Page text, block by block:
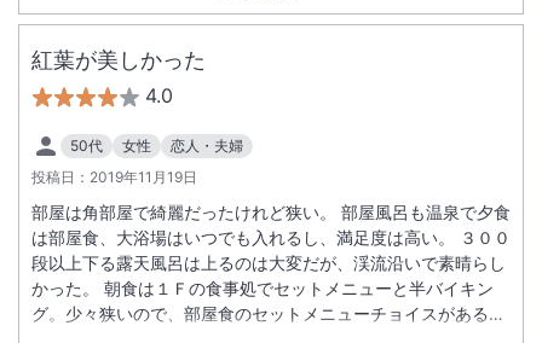
紅葉が美しかった
4.0
50代 女性
恋人・夫婦
投稿日： 2019年11月19日
部屋は角部屋で綺麗だったけれど狭い。 部屋風呂も温泉で夕食
は部屋食、大浴場はいつでも入れるし、満足度は高い。 ３００
段以上下る露天風呂は上るのは大変だが、渓流沿いで素晴らし
かった。 朝食は１Ｆの食事処でセットメニューと半バイキン
グ。少々狭いので、部屋食のセットメニューチョイスがあると